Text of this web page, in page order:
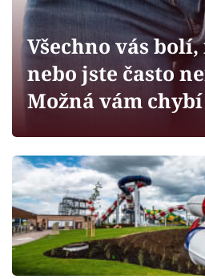
Sledujte prima+
Filmový festival
Mámy sobě
Přihlášení
Sledujte nás
Všechno vás
nebo jste často
Možná vám